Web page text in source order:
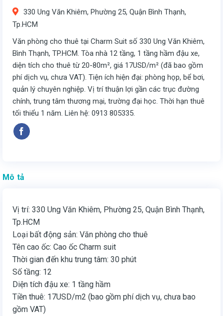
330 Ung Văn Khiêm, Phường 25, Quận Bình Thạnh,
Tp.HCM
Văn phòng cho thuê tại Charm Suit số 330 Ung Văn Khiêm,
Bình Thạnh, TP.HCM. Tòa nhà 12 tầng, 1 tầng hầm đậu xe,
diện tích cho thuê từ 20-80m², giá 17USD/m² (đã bao gồm
phí dịch vụ, chưa VAT). Tiện ích hiện đại: phòng họp, bể bơi,
quản lý chuyên nghiệp. Vị trí thuận lợi gần các trục đường
chính, trung tâm thương mại, trường đại học. Thời hạn thuê
tối thiểu 1 năm. Liên hệ: 0913 805335.
Mô tả
Vị trí: 330 Ung Văn Khiêm, Phường 25, Quận Bình Thạnh,
Tp.HCM
Loại bất động sản: Văn phòng cho thuê
Tên cao ốc: Cao ốc Charm suit
Thời gian đến khu trung tâm: 30 phút
Số tầng: 12
Diện tích đậu xe: 1 tầng hầm
Tiền thuê: 17USD/m2 (bao gồm phí dịch vụ, chưa bao
gồm VAT)